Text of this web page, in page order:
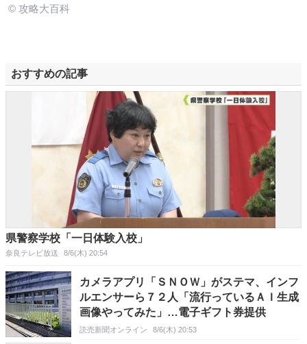
© 攻略大百科
おすすめの記事
県警察学校「一日体験入校」
奈良テレビ放送 8/6(木) 20:54
カメラアプリ「ＳＮＯＷ」がステマ、インフ
ルエンサーら７２人「流行っているＡＩ生成
画像やってみた」…電子ギフト券提供
読売新聞オンライン 8/6(木) 20:53